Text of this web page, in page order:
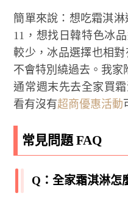
簡單來說：想吃霜淇
11，想找日韓特色冰
較少，冰品選擇也相
不會特別繞過去。我家
通常週末先去全家買
看有沒有超商優惠活動
常見問題 FAQ
Q：全家霜淇淋怎